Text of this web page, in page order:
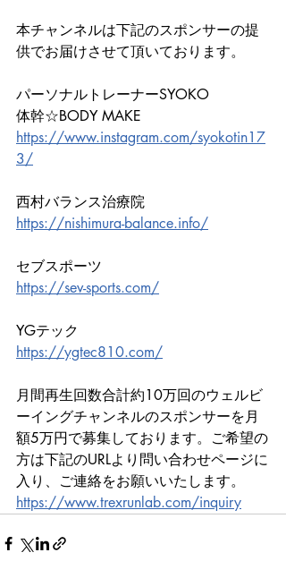
本チャンネルは下記のスポンサーの提
供でお届けさせて頂いております。
パーソナルトレーナーSYOKO
体幹☆BODY MAKE
https://www.instagram.com/syokotin17
3/
西村バランス治療院
https://nishimura-balance.info/
セブスポーツ
https://sev-sports.com/
YGテック
https://ygtec810.com/
月間再生回数合計約10万回のウェルビ
ーイングチャンネルのスポンサーを月
額5万円で募集しております。ご希望の
方は下記のURLより問い合わせページに
入り、ご連絡をお願いいたします。
https://www.trexrunlab.com/inquiry